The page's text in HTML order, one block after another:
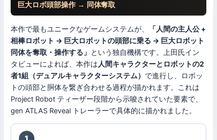
巨大ロボ頭部操作 → 同体奪取
本作で最もユニークなゲームシステムが、
「人間の主人公 +
相棒ロボット → 巨大ロボットの頭部に乗る → 巨大ロボット
同体を奪取・操作する」 という独自機構です。上田氏イン
タビューによれば、本作は人間キャラクターとロボットの2
者1組（デュアルキャラクターシステム） で進行し、ロボッ
トの頭部と胴体を繋ぎ合わせる過程が描かれます。これは
Project Robot ティーザー段階から示唆されていた要素で、
gen ATLAS Reveal トレーラーで具体的に描かれました。